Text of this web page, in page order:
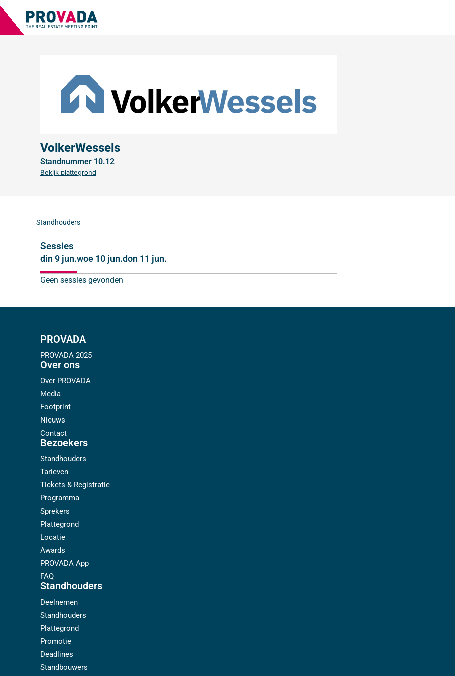
VolkerWessels
Standnummer 10.12
Bekijk plattegrond
Standhouders
Sessies
din 9 jun.woe 10 jun.don 11 jun.
Geen sessies gevonden
PROVADA
PROVADA 2025
Over ons
Over PROVADA
Media
Footprint
Nieuws
Contact
Bezoekers
Standhouders
Tarieven
Tickets & Registratie
Programma
Sprekers
Plattegrond
Locatie
Awards
PROVADA App
FAQ
Standhouders
Deelnemen
Standhouders
Plattegrond
Promotie
Deadlines
Standbouwers